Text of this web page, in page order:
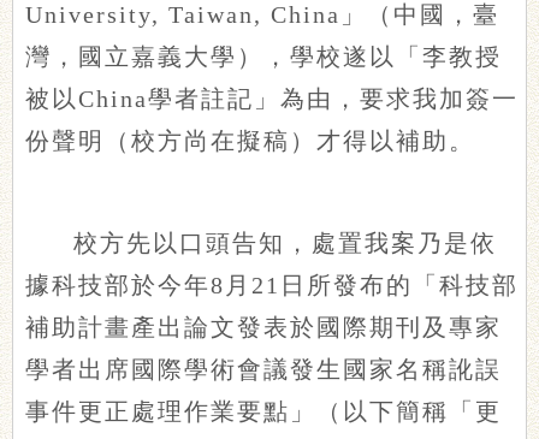
University, Taiwan, China」（中國，臺
灣，國立嘉義大學），學校遂以「李教授
被以China學者註記」為由，要求我加簽一
份聲明（校方尚在擬稿）才得以補助。
校方先以口頭告知，處置我案乃是依
據科技部於今年8月21日所發布的「科技部
補助計畫產出論文發表於國際期刊及專家
學者出席國際學術會議發生國家名稱訛誤
事件更正處理作業要點」（以下簡稱「更